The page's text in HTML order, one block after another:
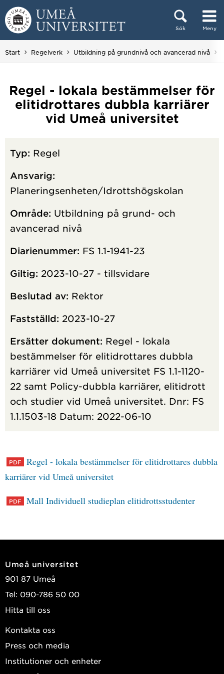
Hoppa direkt till innehållet
Sök Meny
Huvudmenyn dold.
Start Regelverk Utbildning på grundnivå och avancerad nivå
Regel - lokala bestämmelser för
elitidrottares dubbla karriärer
vid Umeå universitet
Typ: Regel
Ansvarig:
Planeringsenheten/Idrottshögskolan
Område: Utbildning på grund- och
avancerad nivå
Diarienummer: FS 1.1-1941-23
Giltig: 2023-10-27 - tillsvidare
Beslutad av: Rektor
Fastställd: 2023-10-27
Ersätter dokument: Regel - lokala
bestämmelser för elitidrottares dubbla
karriärer vid Umeå universitet FS 1.1-1120-
22 samt Policy-dubbla karriärer, elitidrott
och studier vid Umeå universitet. Dnr: FS
1.1.1503-18 Datum: 2022-06-10
Regel - lokala bestämmelser för elitidrottares dubbla
karriärer vid Umeå universitet
Mall Individuell studieplan elitidrottsstudenter
Umeå universitet
901 87 Umeå
Tel: 090-786 50 00
Hitta till oss
Kontakta oss
Press och media
Institutioner och enheter